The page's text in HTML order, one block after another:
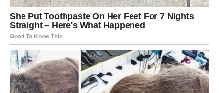
vas sigurno zadovoljiti. Uživajte u pripremi i, naravno, u
svakom zalogaju
PREUZMITE BESPLATNO!
⋆ KNJIGA SA RECEPTIMA ⋆